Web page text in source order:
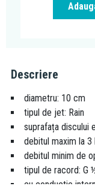
Descriere
diametru: 10 cm
tipul de jet: Rain
suprafața discului
debitul maxim la 3
debitul minim de
tipul de racord: G